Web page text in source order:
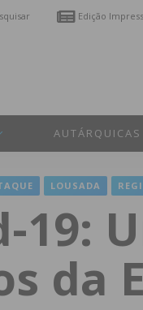
Edição
AUTÁRQUICAS
LOUSADA
19:
da